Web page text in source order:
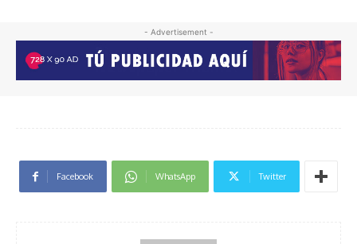
- Advertisement -
Facebook WhatsApp Twitter